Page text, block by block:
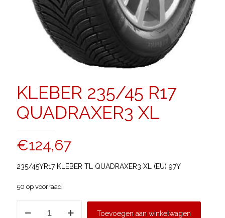
KLEBER 235/45 R17
QUADRAXER3 XL
€124,67
235/45YR17 KLEBER TL QUADRAXER3 XL (EU) 97Y
50 op voorraad
Toevoegen aan winkelwagen